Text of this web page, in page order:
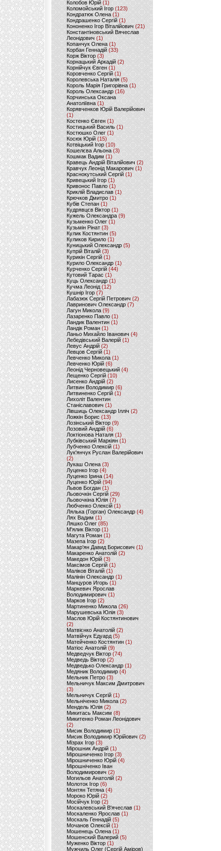
Колобов Юрій (1)
Коломойський Ігор (123)
Кондратюк Олена(1)
Кондрашенко Сергій (1)
Кононенко Ігор Віталійович (21)
Константіновський Вячеслав
Леонідович (1)
Копанчук Олена (1)
Корбан Геннадій (33)
Корж Віктор (3)
Корнацький Аркадій (2)
Корнійчук Євген (1)
Коровченко Сергій (1)
Королевська Наталія(5)
Король Марія Григорівна (1)
Король Олександр (16)
Корчинська Оксана
Анатоліївна (1)
Корявченков Юрій Валерійович
(1)
Костенко Євген (1)
Костицький Василь (1)
Костюшко Олег (1)
Косюк Юрій (15)
Котвіцький Ігор (10)
Кошелєва Альона(3)
Кошмак Вадим (1)
Кравець Андрій Віталійович (2)
Кравчук Леонід Макарович (1)
Краснокутський Сергій (1)
Кривецький Ігор (1)
Кривонос Павло (1)
Криклій Владислав (1)
Крючков Дмитро(1)
Кубів Степан(1)
Кудрявцєв Віктор (1)
Кужель Олександра (9)
Кузьменко Олег (1)
Кузьмін Рінат(3)
Кулик Костянтин(5)
Куликов Кирило (1)
Куницький Олександр (5)
Купрій Віталій (3)
Курикін Сергій(1)
Курило Олександр (1)
Курченко Сергій (44)
Кутовий Тарас (1)
Куць Олександр (1)
Кучма Леонід (12)
Кушнір Ігор(7)
Лабазюк Сергій Петрович (2)
Лавринович Олександр(7)
Лагун Микола(9)
Лазаренко Павло (1)
Ландик Валентин (1)
Ландік Роман (1)
Ланьо Михайло Іванович(4)
Лебедівський Валерій(1)
Левус Андрій(2)
Левцов Сергій (1)
Левченко Микола (1)
Левченко Юрій (6)
Леонід Черновецький (4)
Лещенко Сергій (10)
Лисенко Андрій (2)
Литвин Володимир (6)
Литвиненко Сергій (1)
Лихоліт Валентин
Станіславович (1)
Лівшиць Олександр Ілліч (2)
Ложкін Борис(13)
Лозінський Віктор(9)
Лозовий Андрій (6)
Локтіонова Наталя (1)
Лубківський Маркіян(1)
Лубченко Олексій (1)
Лук'янчук Руслан Валерійович
(2)
Лукаш Олена (3)
Луценко Ігор (4)
Луценко Ірина (14)
Луценко Юрій (94)
Львов Богдан (1)
Льовочкін Сергій (29)
Льовочкіна Юлія(7)
Любченко Олексій(1)
Лялька (Горган) Олександр(4)
Лях Вадим (1)
Ляшко Олег (85)
М'ялик Віктор(1)
Магута Роман(1)
Мазепа Ігор (2)
Макар'ян Давид Борисович(1)
Макаренко Анатолій (2)
Македон Юрій(3)
Максімов Сергій (1)
Маліков Віталій (1)
Малінін Олександр (1)
Манцуров Игорь (1)
Маркевич Ярослав
Володимирович (1)
Марков Ігор (2)
Мартиненко Микола (26)
Марушевська Юлія (3)
Маслов Юрій Костянтинович
(2)
Матвієнко Анатолій (2)
Матвійчук Едуард(5)
Матейченко Костянтин (1)
Матіос Анатолій (9)
Медведчук Віктор(74)
Медведь Віктор (2)
Медведько Олександр (1)
Медяник Володимир(4)
Мельник Петро (3)
Мельничук Максим Дмитрович
(3)
Мельничук Сергій (1)
Мельніченко Микола (2)
Мендель Юлія (2)
Микитась Максим (8)
Микитенко Роман Леонідович
(2)
Мисик Володимир (1)
Мисик Володимир Юрійович(2)
Мізрах Ігор(3)
Мірошник Андрій(1)
Мірошниченко Ігор (3)
Мірошниченко Юрій(4)
Мірошніченко Іван
Володимирович (2)
Могильов Анатолій (2)
Молоток Ігор (6)
Монтян Тетяна (4)
Мороко Юрій(2)
Мосійчук Ігор (2)
Москалевський В'ячеслав (1)
Москаленко Ярослав (1)
Москаль Геннадій (5)
Мочанов Олексій(1)
Мошенець Олена(1)
Мошенский Валерий (5)
Муженко Віктор (1)
Мужчиль Олег (Сергій Аміров)